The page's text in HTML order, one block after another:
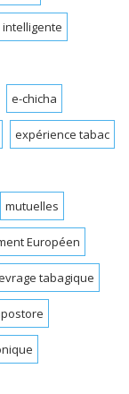
e-chicha
expérience tabac
mutuelles
Européen
tabagique